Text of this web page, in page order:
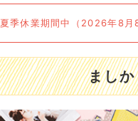
夏季休業期間中（2026年8
まし